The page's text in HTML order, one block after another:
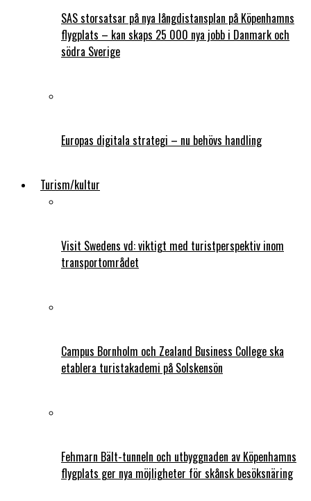
SAS storsatsar på nya långdistansplan på Köpenhamns
flygplats – kan skaps 25 000 nya jobb i Danmark och
södra Sverige
Europas digitala strategi – nu behövs handling
Turism/kultur
Visit Swedens vd: viktigt med turistperspektiv inom
transportområdet
Campus Bornholm och Zealand Business College ska
etablera turistakademi på Solskensön
Fehmarn Bält-tunneln och utbyggnaden av Köpenhamns
flygplats ger nya möjligheter för skånsk besöksnäring